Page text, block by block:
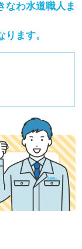
なわ水道職人ま
ます。